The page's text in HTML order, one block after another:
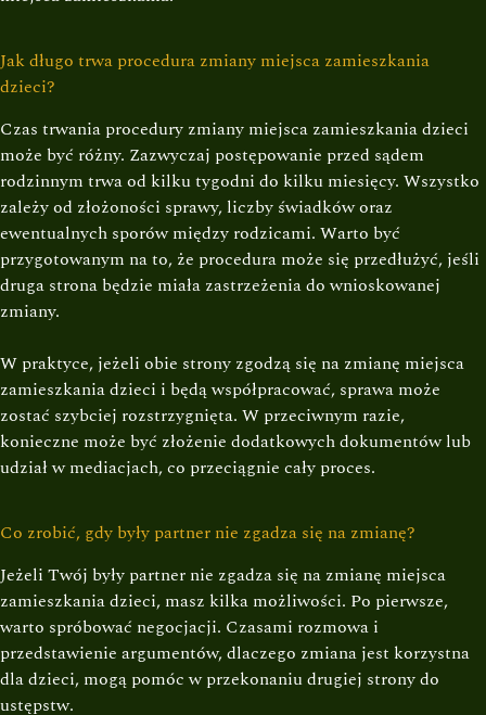
Jak długo trwa procedura zmiany miejsca zamieszkania
dzieci?
Czas trwania procedury zmiany miejsca zamieszkania dzieci
może być różny. Zazwyczaj postępowanie przed sądem
rodzinnym trwa od kilku tygodni do kilku miesięcy. Wszystko
zależy od złożoności sprawy, liczby świadków oraz
ewentualnych sporów między rodzicami. Warto być
przygotowanym na to, że procedura może się przedłużyć, jeśli
druga strona będzie miała zastrzeżenia do wnioskowanej
zmiany.
W praktyce, jeżeli obie strony zgodzą się na zmianę miejsca
zamieszkania dzieci i będą współpracować, sprawa może
zostać szybciej rozstrzygnięta. W przeciwnym razie,
konieczne może być złożenie dodatkowych dokumentów lub
udział w mediacjach, co przeciągnie cały proces.
Co zrobić, gdy były partner nie zgadza się na zmianę?
Jeżeli Twój były partner nie zgadza się na zmianę miejsca
zamieszkania dzieci, masz kilka możliwości. Po pierwsze,
warto spróbować negocjacji. Czasami rozmowa i
przedstawienie argumentów, dlaczego zmiana jest korzystna
dla dzieci, mogą pomóc w przekonaniu drugiej strony do
ustępstw.